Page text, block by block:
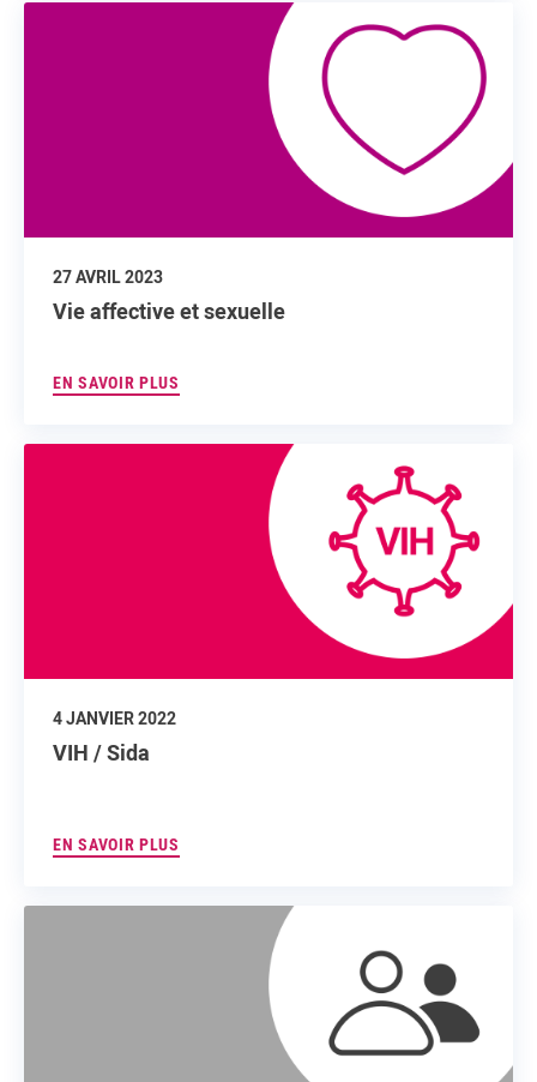
27 AVRIL 2023
Vie affective et sexuelle
EN SAVOIR PLUS
4 JANVIER 2022
VIH / Sida
EN SAVOIR PLUS